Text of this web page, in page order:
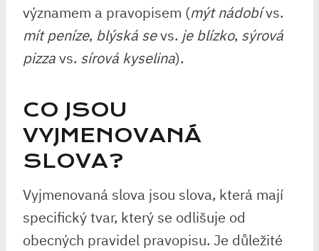
významem a pravopisem (mýt nádobívs.
mít peníze, blýská sevs. je blízko, sýrová
pizzavs. sírová kyselina).
CO JSOU
VYJMENOVANÁ
SLOVA?
Vyjmenovaná slova jsou slova, která mají⁢
specifický tvar, který se odlišuje⁣ od
obecných pravidel pravopisu.‍ Je důležité